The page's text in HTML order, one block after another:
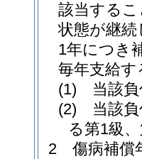
該当する
状態が継
1年につき
毎年支給す
(1)
当該
(2)
当該
る第1級
2
傷病補償